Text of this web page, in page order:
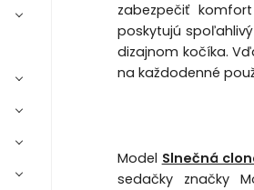
zabezpečiť
poskytujú
dizajnom kočíka.
na každodenné
Model Slnečná
sedačky značky